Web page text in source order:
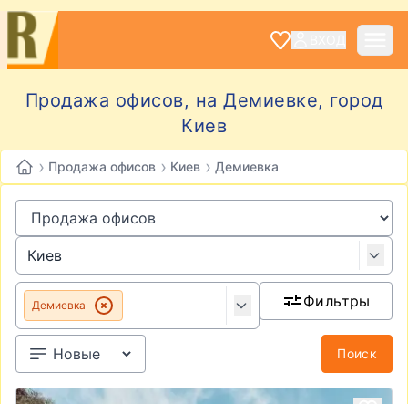
Продажа офисов, на Демиевке, город
Киев
› Продажа офисов › Киев › Демиевка
Демиевка Фильтры
Поиск